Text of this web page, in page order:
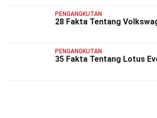
PENGANGKUTAN
28 Fakta Tentang
PENGANGKUTAN
35 Fakta Tentang Lotus